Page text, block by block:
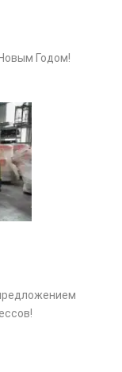
Годом!